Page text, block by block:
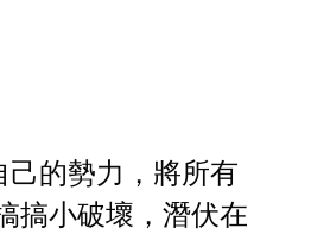
的勢力，將所有
搞小破壞，潛伏在